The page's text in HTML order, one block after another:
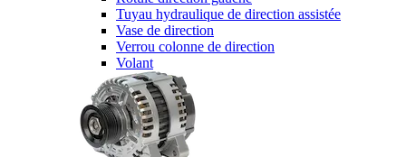
Tuyau hydraulique de direction assistée
Vase de direction
Verrou colonne de direction
Volant